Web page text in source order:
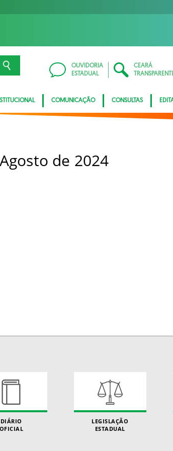
OUVIDORIA
ESTADUAL
CEARÁ
COMUNICAÇÃO CONSULTAS
de 2024
DIÁRIO
OFICIAL
LEGISLAÇÃO
ESTADUAL